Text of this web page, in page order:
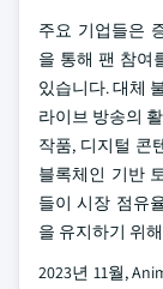
주요 기업들은
을 통해 팬 참여
있습니다. 대체
라이브 방송의
작품, 디지털 콘
블록체인 기반
들이 시장 점유
을 유지하기 위
2023년 11월,